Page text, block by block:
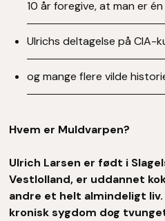
10 år foregive, at man er
Ulrichs deltagelse på CIA-
og mange flere vilde
Hvem er Muldvarpen?
Ulrich Larsen er født i
Vestlolland, er uddannet
andre et helt almindeligt liv.
kronisk sygdom dog